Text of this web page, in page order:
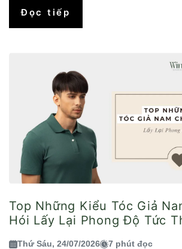
Đọc tiếp
Top Những Kiểu Tóc Giả
Hói Lấy Lại Phong Độ Tức
Thứ Sáu, 24/07/2026 7 phút đọc